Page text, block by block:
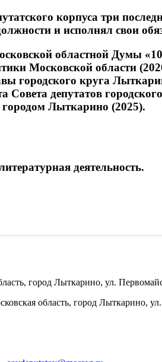
корпуса три
и исполнял свои
областной Думы
Московской области
городского круга
Совета депутатов
городом Лыткарино (2025).
деятельность.
город Лыткарино, ул.
область, город Лыткарино,